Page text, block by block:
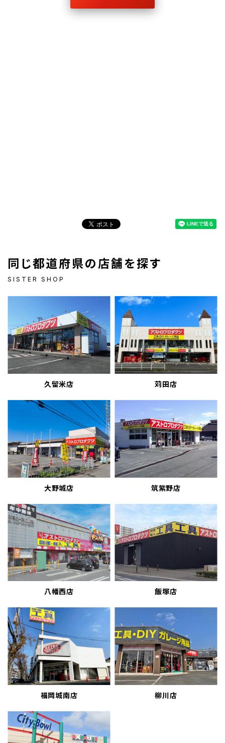
同じ都道府県の店舗を探す
SISTER SHOP
久留米店 苅田店
大野城店 筑紫野店
八幡西店 飯塚店
福岡城南店 柳川店